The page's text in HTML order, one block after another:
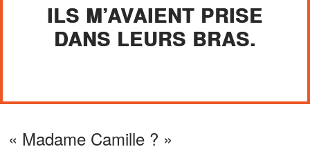
ILS M’AVAIENT PRISE
DANS LEURS BRAS.
« Madame Camille ? »